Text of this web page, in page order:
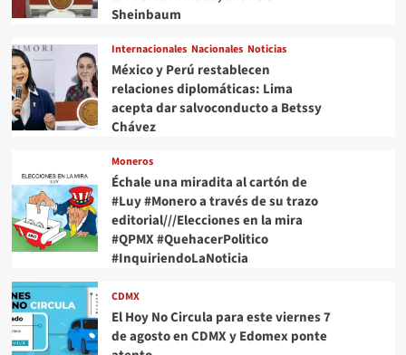
un
en
su
contra
Sheinbaum
Internacionales Nacionales Noticias
México y Perú restablecen
relaciones diplomáticas: Lima
acepta dar salvoconducto a Betssy
Chávez
Moneros
Échale una miradita al cartón de
#Luy #Monero a través de su trazo
editorial///Elecciones en la mira
#QPMX #QuehacerPolitico
#InquiriendoLaNoticia
CDMX
El Hoy No Circula para este viernes 7
de agosto en CDMX y Edomex ponte